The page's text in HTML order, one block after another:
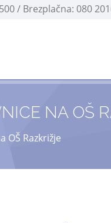
/ Brezplačna: 080
NA OŠ
OŠ Razkrižje